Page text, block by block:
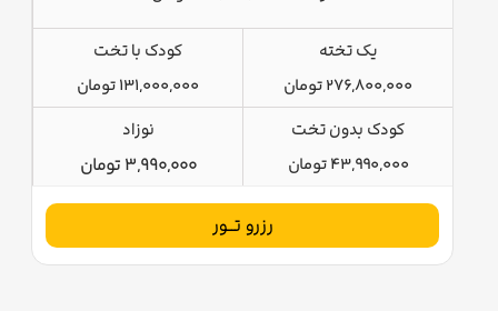
یک تخته
276,800,000 تومان
کودک با تخت
131,000,000 تومان
کودک بدون تخت
43,990,000 تومان
نوزاد
3,990,000 تومان
رزرو تــور